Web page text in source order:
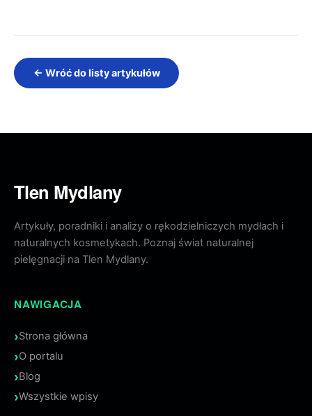
← Wróć do listy artykułów
Tlen Mydlany
Artykuły, poradniki i analizy o rękodzielniczych mydłach i
naturalnych kosmetykach. Poznaj świat naturalnej
pielęgnacji na Tlen Mydlany.
NAWIGACJA
Strona główna
O portalu
Blog
Wszystkie wpisy